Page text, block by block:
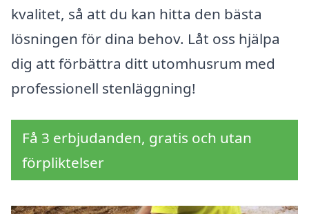
kvalitet, så att du kan hitta den bästa
lösningen för dina behov. Låt oss hjälpa
dig att förbättra ditt utomhusrum med
professionell stenläggning!
Få 3 erbjudanden, gratis och utan
förpliktelser